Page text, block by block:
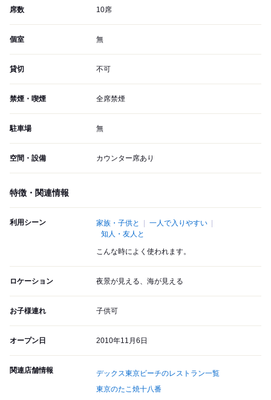
席数 10席
個室 無
貸切 不可
禁煙・喫煙 全席禁煙
駐車場 無
空間・設備 カウンター席あり
特徴・関連情報
利用シーン 家族・子供と
一人で入りやすい
知人・友人と
こんな時によく使われます。
ロケーション 夜景が見える、海が見える
お子様連れ 子供可
オープン日 2010年11月6日
関連店舗情報
デックス東京ビーチのレストラン一覧
東京のたこ焼十八番